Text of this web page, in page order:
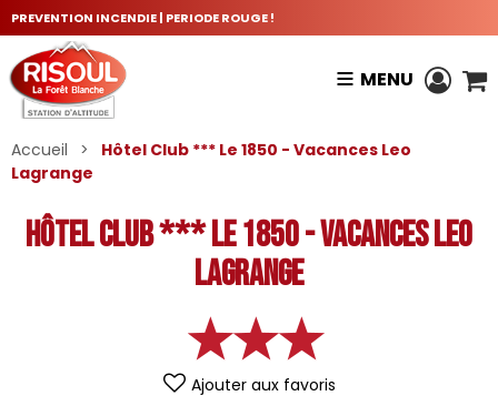
PREVENTION INCENDIE | PERIODE ROUGE !
MENU
Accueil >
Hôtel Club *** Le 1850 - Vacances Leo
Lagrange
Hôtel Club *** Le 1850 - Vacances Leo
Lagrange
Ajouter aux favoris